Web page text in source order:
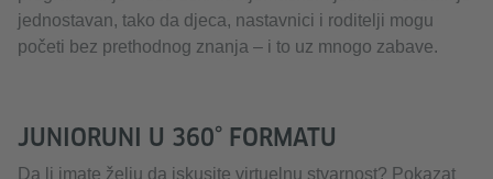
jednostavan, tako da djeca, nastavnici i roditelji mogu
početi bez prethodnog znanja – i to uz mnogo zabave.
JUNIORUNI U 360° FORMATU
Da li imate želju da iskusite virtuelnu stvarnost? Pokazat